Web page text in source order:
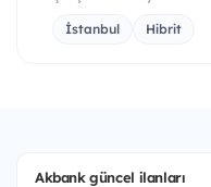
İstanbul Hibrit
Akbank güncel ilanları